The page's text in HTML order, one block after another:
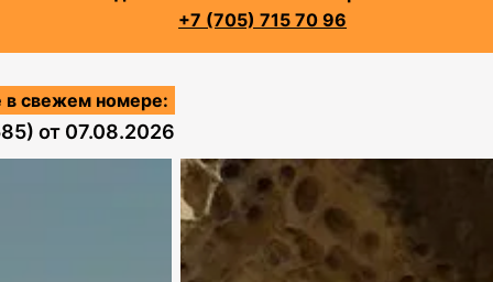
+7 (705) 715 70 96
в свежем номере:
от 07.08.2026